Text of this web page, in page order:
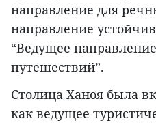
направление для
направление
“Ведущее
путешествий”.
Столица Ханоя была
как ведущее